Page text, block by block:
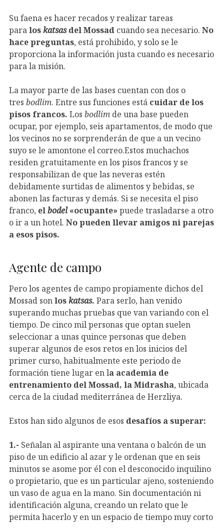
Su faena es hacer recados y realizar tareas
paraloskatsasdel Mossad cuando sea necesario. No
hace preguntas, está prohibido, y solo se le
proporciona la información justa cuando es necesario
para la misión.
La mayor parte de las bases cuentan con dos o
tres bodlim. Entre sus funciones está cuidar de los
pisos francos. Los bodlim de una base pueden
ocupar, por ejemplo, seis apartamentos, de modo que
los vecinos no se sorprenderán de que a un vecino
suyo se le amontone el correo.Estos muchachos
residen gratuitamente en los pisos francos y se
responsabilizan de que las neveras estén
debidamente surtidas de alimentos y bebidas, se
abonen las facturas y demás. Si se necesita el piso
franco, elbodel«ocupante» puede trasladarse a otro
o ir a un hotel. No pueden llevar amigos ni parejas
a esos pisos.
Agente de campo
Pero los agentes de campo propiamente dichos del
Mossad sonloskatsas. Para serlo, han venido
superando muchas pruebas que van variando con el
tiempo. De cinco mil personas que optan suelen
seleccionar a unas quince personas que deben
superar algunos de esos retos en los inicios del
primer curso, habitualmente este periodo de
formación tiene lugar en la academia de
entrenamiento del Mossad, la Midrasha, ubicada
cerca de la ciudad mediterránea de Herzliya.
Estos han sido algunos de esos desafíos a superar:
1.- Señalan al aspirante una ventana o balcón de un
piso de un edificio al azar y le ordenan que en seis
minutos se asome por él con el desconocido inquilino
o propietario, que es un particular ajeno, sosteniendo
un vaso de agua en la mano. Sin documentación ni
identificación alguna, creando un relato que le
permita hacerlo y en un espacio de tiempo muy corto